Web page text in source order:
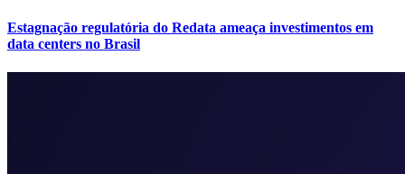
Estagnação regulatória do Redata ameaça investimentos em
data centers no Brasil